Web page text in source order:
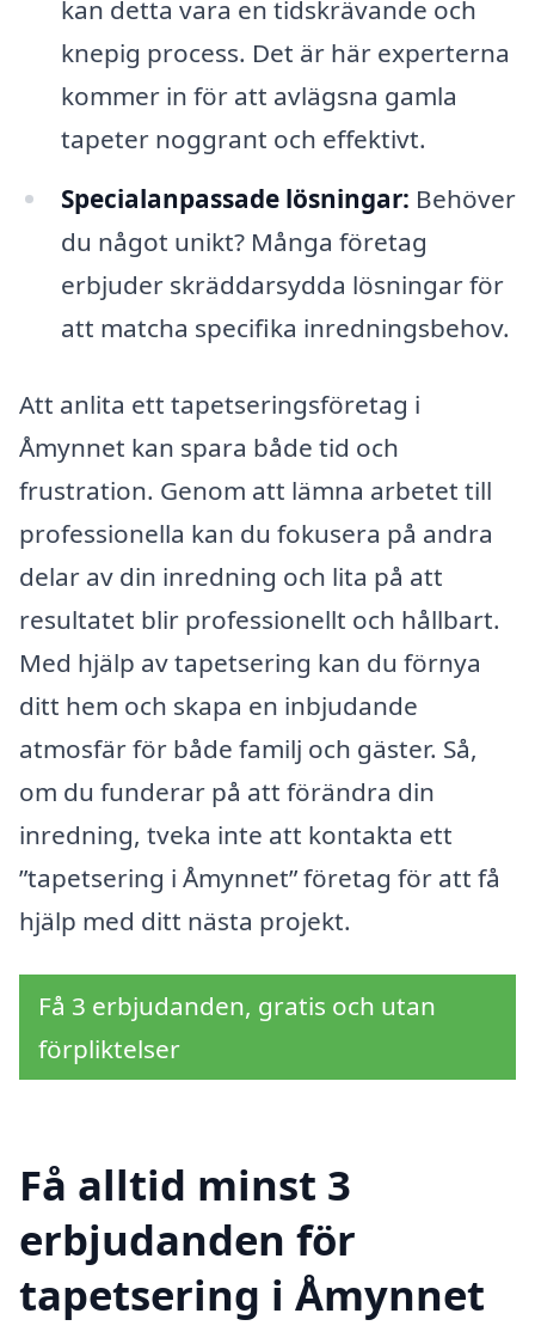
kan detta vara en tidskrävande och
knepig process. Det är här experterna
kommer in för att avlägsna gamla
tapeter noggrant och effektivt.
Specialanpassade lösningar: Behöver
du något unikt? Många företag
erbjuder skräddarsydda lösningar för
att matcha specifika inredningsbehov.
Att anlita ett tapetseringsföretag i
Åmynnet kan spara både tid och
frustration. Genom att lämna arbetet till
professionella kan du fokusera på andra
delar av din inredning och lita på att
resultatet blir professionellt och hållbart.
Med hjälp av tapetsering kan du förnya
ditt hem och skapa en inbjudande
atmosfär för både familj och gäster. Så,
om du funderar på att förändra din
inredning, tveka inte att kontakta ett
”tapetsering i Åmynnet” företag för att få
hjälp med ditt nästa projekt.
Få 3 erbjudanden, gratis och utan
förpliktelser
Få alltid minst 3
erbjudanden för
tapetsering i Åmynnet